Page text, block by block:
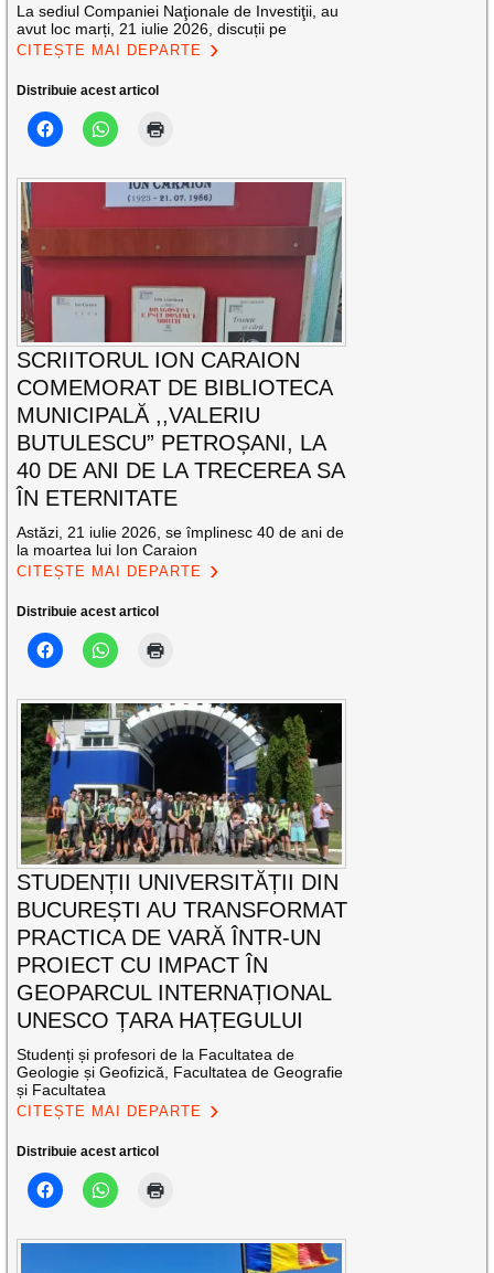
La sediul Companiei Naţionale de Investiţii, au
avut loc marți, 21 iulie 2026, discuții pe
CITEȘTE MAI DEPARTE
Distribuie acest articol
SCRIITORUL ION CARAION
COMEMORAT DE BIBLIOTECA
MUNICIPALĂ ,,VALERIU
BUTULESCU” PETROȘANI, LA
40 DE ANI DE LA TRECEREA SA
ÎN ETERNITATE
Astăzi, 21 iulie 2026, se împlinesc 40 de ani de
la moartea lui Ion Caraion
CITEȘTE MAI DEPARTE
Distribuie acest articol
STUDENȚII UNIVERSITĂȚII DIN
BUCUREȘTI AU TRANSFORMAT
PRACTICA DE VARĂ ÎNTR-UN
PROIECT CU IMPACT ÎN
GEOPARCUL INTERNAȚIONAL
UNESCO ȚARA HAȚEGULUI
Studenți și profesori de la Facultatea de
Geologie și Geofizică, Facultatea de Geografie
și Facultatea
CITEȘTE MAI DEPARTE
Distribuie acest articol